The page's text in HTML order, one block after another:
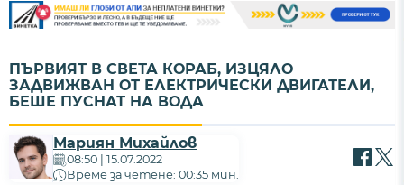
ПЪРВИЯТ В СВЕТА КОРАБ, ИЗЦЯЛО
ЗАДВИЖВАН ОТ ЕЛЕКТРИЧЕСКИ ДВИГАТЕЛИ,
БЕШЕ ПУСНАТ НА ВОДА
Мариян Михайлов
08:50 | 15.07.2022
Време за четене: 00:35 мин.